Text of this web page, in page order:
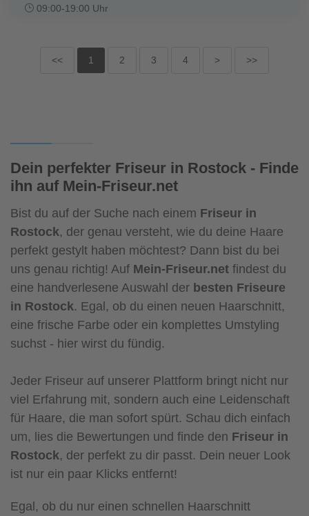
09:00-19:00 Uhr
<< 1 2 3 4 > >>
Dein perfekter Friseur in Rostock - Finde
ihn auf Mein-Friseur.net
Bist du auf der Suche nach einem Friseur in
Rostock, der genau versteht, wie du deine Haare
perfekt gestylt haben möchtest? Dann bist du bei
uns genau richtig! Auf Mein-Friseur.net findest du
eine handverlesene Auswahl der besten Friseure
in Rostock. Egal, ob du einen neuen Haarschnitt,
eine frische Farbe oder ein komplettes Umstyling
suchst - hier wirst du fündig.
Jeder Friseur auf unserer Plattform bringt nicht nur
viel Erfahrung mit, sondern auch eine Leidenschaft
für Haare, die man sofort spürt. Schau dich einfach
um, lies die Bewertungen und finde den Friseur in
Rostock, der perfekt zu dir passt. Dein neuer Look
ist nur ein paar Klicks entfernt!
Egal, ob du nur einen schnellen Haarschnitt